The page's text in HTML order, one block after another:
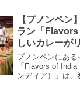
【プノンペン
ラン「
しいカレーが
める
プノンペンにあ
「Flavors of
ンディア）」は